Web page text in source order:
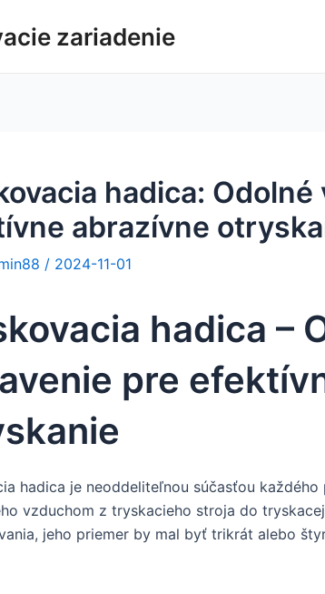
zariadenie
hadica: Odolné
abrazívne
/ 2024-11-01
hadica –
pre
hadica je neoddeliteľnou súčasťou
vzduchom z tryskacieho stroja do
jeho priemer by mal byť trikrát alebo